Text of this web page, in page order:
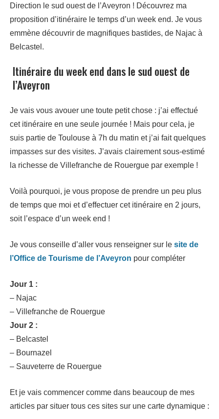
Direction le sud ouest de l’Aveyron ! Découvrez ma
proposition d’itinéraire le temps d’un week end. Je vous
emmène découvrir de magnifiques bastides, de Najac à
Belcastel.
Itinéraire du week end dans le sud ouest de
l’Aveyron
Je vais vous avouer une toute petit chose : j’ai effectué
cet itinéraire en une seule journée ! Mais pour cela, je
suis partie de Toulouse à 7h du matin et j’ai fait quelques
impasses sur des visites. J’avais clairement sous-estimé
la richesse de Villefranche de Rouergue par exemple !
Voilà pourquoi, je vous propose de prendre un peu plus
de temps que moi et d’effectuer cet itinéraire en 2 jours,
soit l’espace d’un week end !
Je vous conseille d’aller vous renseigner sur le site de
l’Office de Tourisme de l’Aveyron pour compléter
Jour 1 :
– Najac
– Villefranche de Rouergue
Jour 2 :
– Belcastel
– Bournazel
– Sauveterre de Rouergue
Et je vais commencer comme dans beaucoup de mes
articles par situer tous ces sites sur une carte dynamique :